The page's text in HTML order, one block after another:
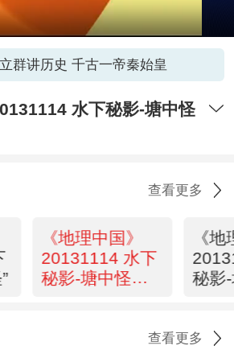
群讲历史 千古一帝秦始皇
水下秘影-塘中怪
查看更多
《地理中国》
20131114 水下
秘影-塘中怪象
《
秘影
查看更多